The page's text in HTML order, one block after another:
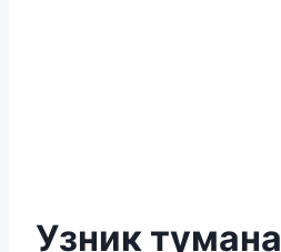
Узник тумана